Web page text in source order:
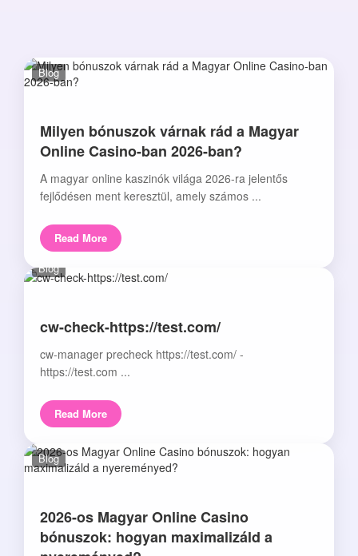
Blog
Milyen bónuszok várnak rád a Magyar
Online Casino-ban 2026-ban?
A magyar online kaszinók világa 2026-ra jelentős
fejlődésen ment keresztül, amely számos ...
Read More
Blog
cw-check-https://test.com/
cw-manager precheck https://test.com/ -
https://test.com ...
Read More
Blog
2026-os Magyar Online Casino
bónuszok: hogyan maximalizáld a